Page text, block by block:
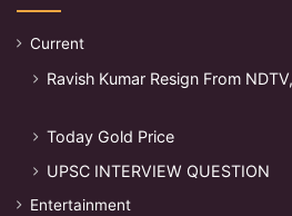
Current
Ravish Kumar Resign From NDTV,
Today Gold Price
UPSC INTERVIEW QUESTION
Entertainment